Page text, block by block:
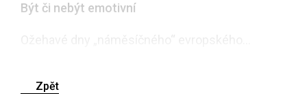
Být či nebýt emotivní
Zpět